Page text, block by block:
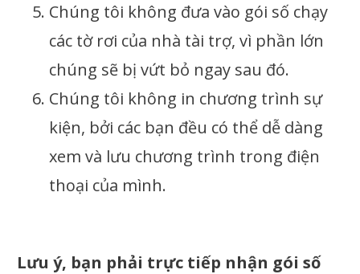
Chúng tôi không đưa vào gói số chạy
các tờ rơi của nhà tài trợ, vì phần lớn
chúng sẽ bị vứt bỏ ngay sau đó.
Chúng tôi không in chương trình sự
kiện, bởi các bạn đều có thể dễ dàng
xem và lưu chương trình trong điện
thoại của mình.
Lưu ý, bạn phải trực tiếp nhận gói số